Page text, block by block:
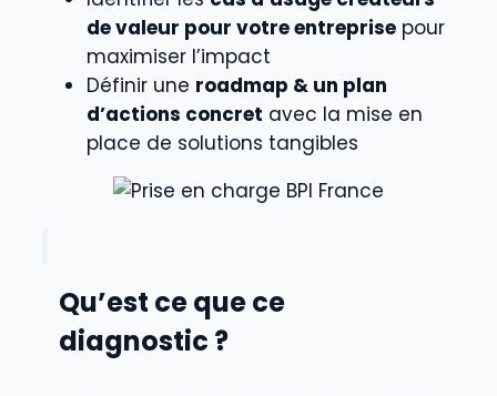
de valeur pour votre entreprise pour
maximiser l’impact
Définir une roadmap & un plan
d’actions concret avec la mise en
place de solutions tangibles
Qu’est ce que ce
diagnostic ?